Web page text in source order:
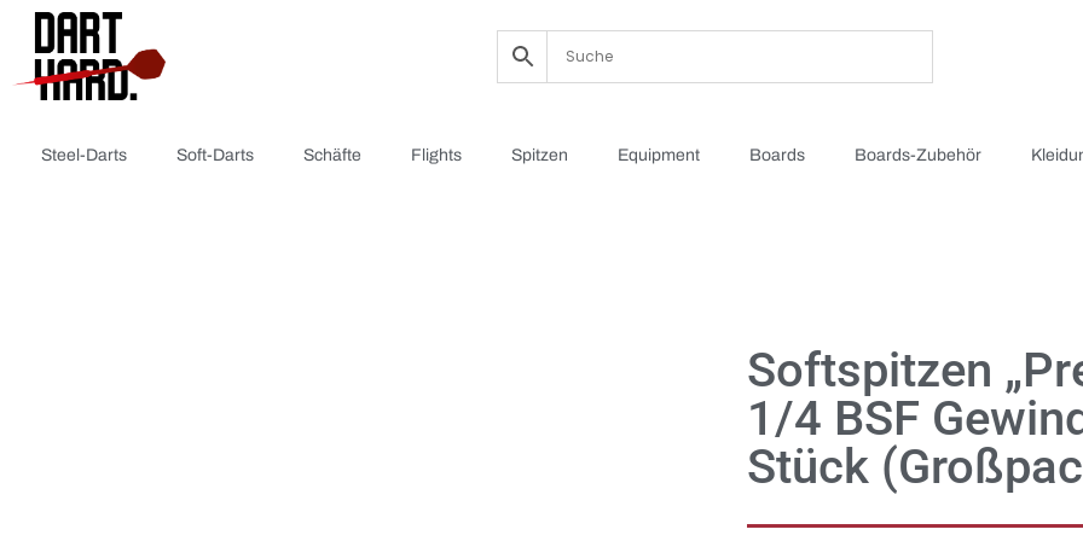
Steel-Darts Soft-Darts Schäfte Flights Spitzen Equipment Boards Boards-Zubehör
Softspitzen
1/4 BSF
Stück